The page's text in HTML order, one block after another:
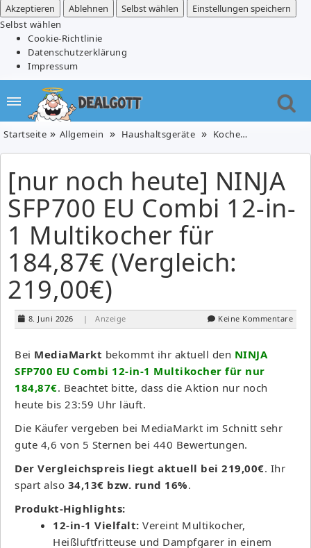
Akzeptieren
Ablehnen Selbst wählen
Einstellungen speichern
Selbst wählen
Cookie-Richtlinie
Datenschutzerklärung
Impressum
Startseite Allgemein Haushaltsgeräte Kochen & Essen
[nur noch heute] NINJA
SFP700 EU Combi 12-in-
1 Multikocher für
184,87€ (Vergleich:
219,00€)
8. Juni 2026 | Anzeige Keine Kommentare
Bei MediaMarkt bekommt ihr aktuell den NINJA
SFP700 EU Combi 12-in-1 Multikocher für nur
184,87€. Beachtet bitte, dass die Aktion nur noch
heute bis 23:59 Uhr läuft.
Die Käufer vergeben bei MediaMarkt im Schnitt sehr
gute 4,6 von 5 Sternen bei 440 Bewertungen.
Der Vergleichspreis liegt aktuell bei 219,00€. Ihr
spart also 34,13€ bzw. rund 16%.
Produkt-Highlights:
12-in-1 Vielfalt: Vereint Multikocher,
Heißluftfritteuse und Dampfgarer in einem